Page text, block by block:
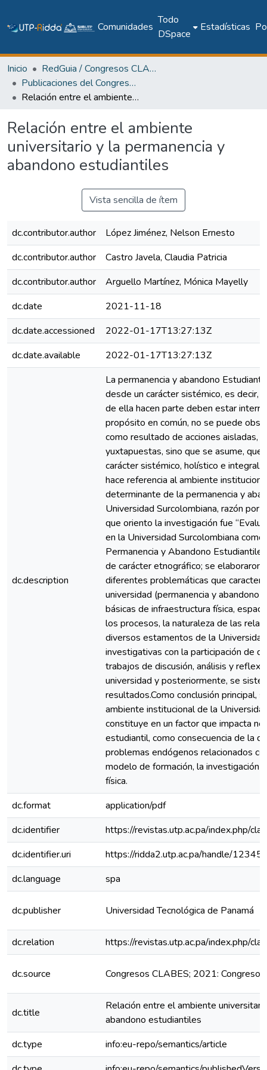
Comunidades
Todo
DSpace
Estadísticas
Inicio
RedGuia / Congresos CLABES
Publicaciones del Congreso Internacional CLABES
Relación entre el ambiente universitario y la permanencia y abandono estudiantiles
Relación entre el ambiente
universitario y la permanencia y
abandono estudiantiles
Vista sencilla de ítem
dc.contributor.author
López Jiménez, Nelson Ernesto
dc.contributor.author
Castro Javela, Claudia Patricia
dc.contributor.author
Arguello Martínez, Mónica Mayelly
dc.date
2021-11-18
dc.date.accessioned
2022-01-17T13:27:13Z
dc.date.available
2022-01-17T13:27:13Z
dc.description
La permanencia y abandono
desde un carácter sistémico, es decir,
de ella hacen parte deben estar
propósito en común, no se puede
como resultado de acciones aisladas,
yuxtapuestas, sino que se asume,
carácter sistémico, holístico e
hace referencia al ambiente
determinante de la permanencia y
Universidad Surcolombiana, razón por
que oriento la investigación fue
en la Universidad Surcolombiana
Permanencia y Abandono
de carácter etnográfico; se
diferentes problemáticas que
universidad (permanencia y abandono
básicas de infraestructura física,
los procesos, la naturaleza de las
diversos estamentos de la
investigativas con la participación de
trabajos de discusión, análisis y
universidad y posteriormente, se
resultados.Como conclusión principal,
ambiente institucional de la
constituye en un factor que impacta
estudiantil, como consecuencia de la
problemas endógenos relacionados
modelo de formación, la investigación
física.
dc.format
application/pdf
dc.identifier
https://revistas.utp.ac.pa/index.php/
dc.identifier.uri
https://ridda2.utp.ac.pa/handle/
dc.language
spa
dc.publisher Universidad Tecnológica de Panamá
dc.relation https://revistas.utp.ac.pa/index.php/
dc.source Congresos CLABES; 2021: Congreso
dc.title
Relación entre el ambiente
abandono estudiantiles
dc.type
info:eu-repo/semantics/article